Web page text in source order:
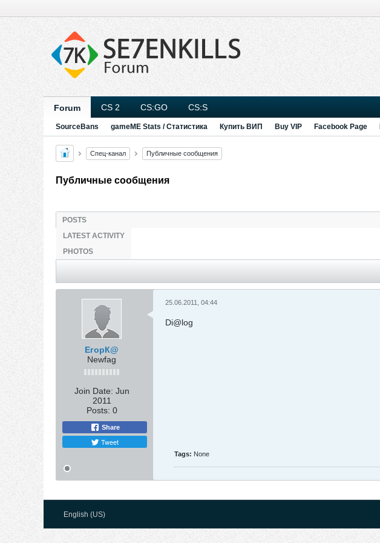
Forum CS 2 CS:GO CS:S
SourceBans gameME Stats / Статистика Купить ВИП Buy VIP Facebook Page
Спец-канал Публичные сообщения
Публичные сообщения
POSTS
LATEST ACTIVITY
PHOTOS
ЕгорК@
Newfag
Join Date: Jun
2011
Posts: 0
Share
Tweet
25.06.2011, 04:44
Di@log
Tags: None
English (US)